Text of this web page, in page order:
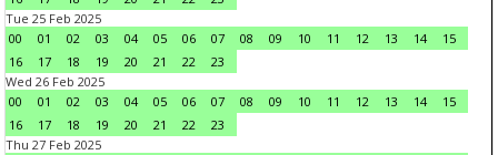
Tue 25 Feb 2025
00
01 02 03 04 05 06 07 08 09 10 11 12 13 14
15
16
17 18 19 20 21 22
23
Wed 26 Feb 2025
00
01 02 03 04 05 06 07 08 09 10 11 12 13 14
15
16
17 18 19 20 21 22
23
Thu 27 Feb 2025